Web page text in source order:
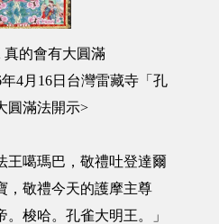
真的會有大圓滿
4月16日台灣雷藏寺「孔
圓滿法開示>
噶瑪巴，敬禮吐登達爾
，敬禮今天的護摩主尊
。梭哈。孔雀大明王。」